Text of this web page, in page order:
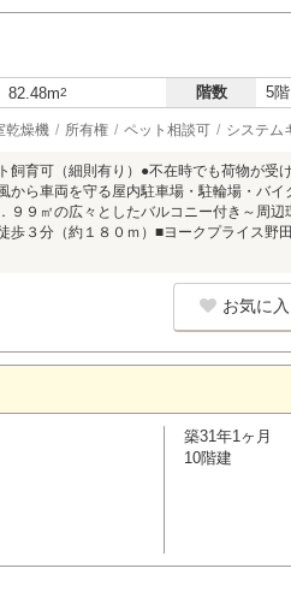
82.48m2 階数 5階
乾燥機 所有権 ペット相談可 システム
飼育可（細則有り）●不在時でも荷物が受
から車両を守る屋内駐車場・駐輪場・バ
９９㎡の広々としたバルコニー付き～周
歩３分（約１８０ｍ）■ヨークプライス
お気に
築31年1ヶ月
10階建